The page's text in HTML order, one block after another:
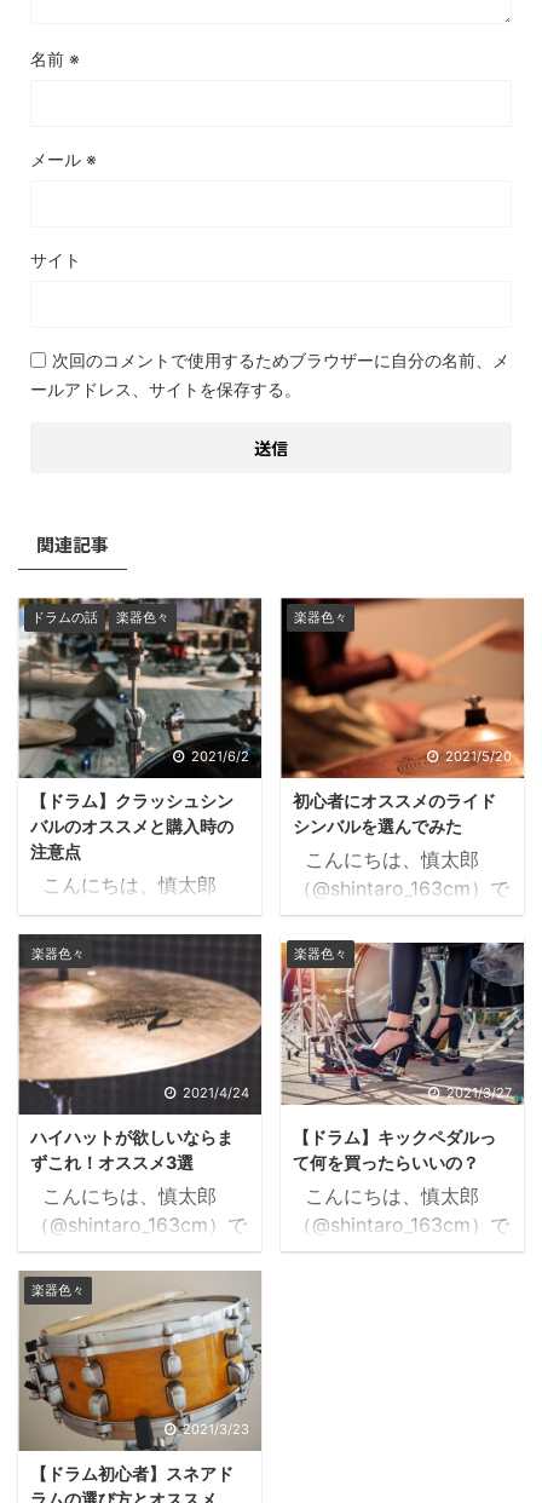
名前 ※
メール ※
サイト
次回のコメントで使用するためブラウザーに自分の名前、メ
ールアドレス、サイトを保存する。
関連記事
ドラムの話 楽器色々
2021/6/2
【ドラム】クラッシュシン
バルのオススメと購入時の
注意点
こんにちは、慎太郎
（@shintaro_163cm）で
す。 ドラムセットの中
で1番激しい音が鳴るの
がクラッシュシンバルで
す。 今回はそのクラッ
シュシンバルのオススメ
について、いくつか紹介
していきます。 個人的に
これ良いよーっていうも
のを載せていきますの
で、参考にしてもらえた
らと思います。 オスス
購入するときの注意点も
書きますので、「へーこ
んなこと考えてんだぁ」
程度に読んでもらえると
嬉しいです。 目次1 ク
ラッシュシ ...
楽器色々
2021/5/20
初心者にオススメのライド
シンバルを選んでみた
こんにちは、慎太郎
（@shintaro_163cm）で
す。 以前ハイハットの
オススメを紹介しまし
た。 関西ドラマーの音楽
日記2021.04.24ハイハッ
トが欲しいならまずこ
れ！オススメ3選
https://www.kansaidru
hat こんにちは、慎太郎
（@shintaro_163cm）で
す。 キックペダルやスネ
アドラムを購入すると、
楽器色々
2021/4/24
ハイハットが欲しいならま
ずこれ！オススメ3選
こんにちは、慎太郎
（@shintaro_163cm）で
す。 キックペダルやス
ネアドラムを購入する
と、次に買うものはシン
バル類になりますよね。
そんな時、何を買えばい
いのか分からない！な状
態に陥ります。 そんなあ
なたに断言します。 ハ
イハットを買いましょ
楽器色々
2021/3/27
【ドラム】キックペダルっ
て何を買ったらいいの？
こんにちは、慎太郎
（@shintaro_163cm）で
す。 今回は、右足で踏
楽器色々
2021/3/23
【ドラム初心者】スネアド
ラムの選び方とオススメ